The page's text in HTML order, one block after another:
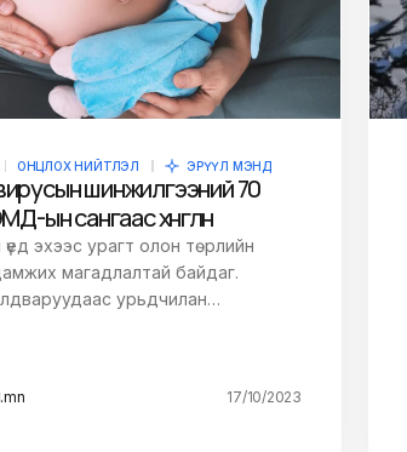
ОНЦЛОХ НИЙТЛЭЛ ЭРҮҮЛ МЭНД
шинжилгээний 70
ын сангаас хөнгөлнө
эхээс урагт олон төрлийн
магадлалтай байдаг.
урьдчилан…
17/10/2023